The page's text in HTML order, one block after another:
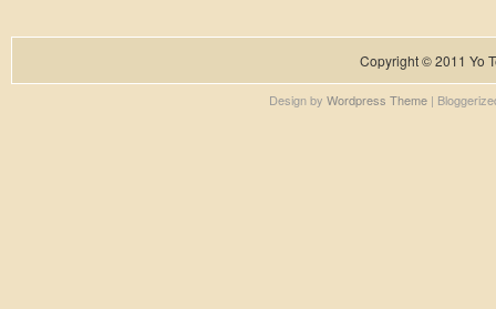
Copyright © 2011 Yo
Design by Wordpress Theme|